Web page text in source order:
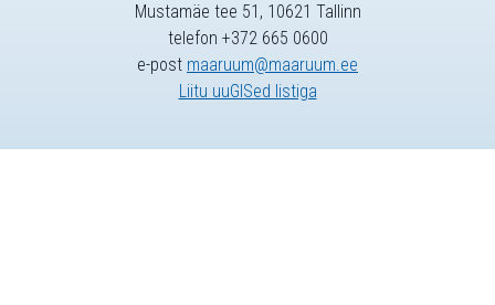
Mustamäe tee 51, 10621 Tallinn
telefon +372 665 0600
e-post maaruum@maaruum.ee
Liitu uuGISed listiga